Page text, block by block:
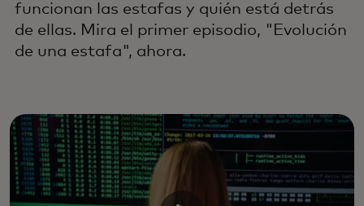
funcionan las estafas y quién está detrás
de ellas. Mira el primer episodio, "Evolución
de una estafa", ahora.